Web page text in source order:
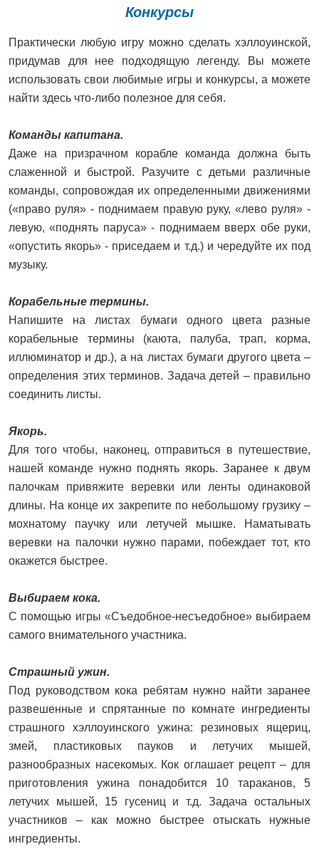
Конкурсы
Практически любую игру можно сделать хэллоуинской,
придумав для нее подходящую легенду. Вы можете
использовать свои любимые игры и конкурсы, а можете
найти здесь что-либо полезное для себя.
Команды капитана.
Даже на призрачном корабле команда должна быть
слаженной и быстрой. Разучите с детьми различные
команды, сопровождая их определенными движениями
(«право руля» - поднимаем правую руку, «лево руля» -
левую, «поднять паруса» - поднимаем вверх обе руки,
«опустить якорь» - приседаем и т.д.) и чередуйте их под
музыку.
Корабельные термины.
Напишите на листах бумаги одного цвета разные
корабельные термины (каюта, палуба, трап, корма,
иллюминатор и др.), а на листах бумаги другого цвета –
определения этих терминов. Задача детей – правильно
соединить листы.
Якорь.
Для того чтобы, наконец, отправиться в путешествие,
нашей команде нужно поднять якорь. Заранее к двум
палочкам привяжите веревки или ленты одинаковой
длины. На конце их закрепите по небольшому грузику –
мохнатому паучку или летучей мышке. Наматывать
веревки на палочки нужно парами, побеждает тот, кто
окажется быстрее.
Выбираем кока.
С помощью игры «Съедобное-несъедобное» выбираем
самого внимательного участника.
Страшный ужин.
Под руководством кока ребятам нужно найти заранее
развешенные и спрятанные по комнате ингредиенты
страшного хэллоуинского ужина: резиновых ящериц,
змей, пластиковых пауков и летучих мышей,
разнообразных насекомых. Кок оглашает рецепт – для
приготовления ужина понадобится 10 тараканов, 5
летучих мышей, 15 гусениц и т.д. Задача остальных
участников – как можно быстрее отыскать нужные
ингредиенты.